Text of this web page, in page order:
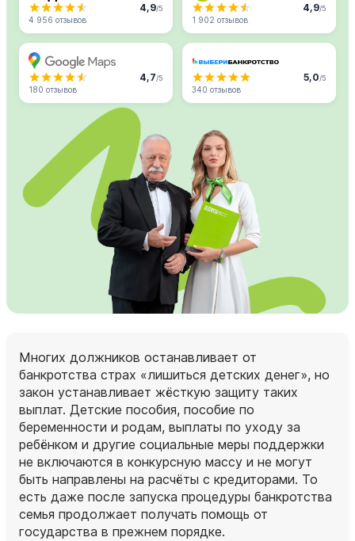
4,9/5
4 956 отзывов
4,9/5
1 902 отзывов
4,7/5
180 отзывов
5,0/5
340 отзывов
Многих должников останавливает от
банкротства страх «лишиться детских денег», но
закон устанавливает жёсткую защиту таких
выплат. Детские пособия, пособие по
беременности и родам, выплаты по уходу за
ребёнком и другие социальные меры поддержки
не включаются в конкурсную массу и не могут
быть направлены на расчёты с кредиторами. То
есть даже после запуска процедуры банкротства
семья продолжает получать помощь от
государства в прежнем порядке.